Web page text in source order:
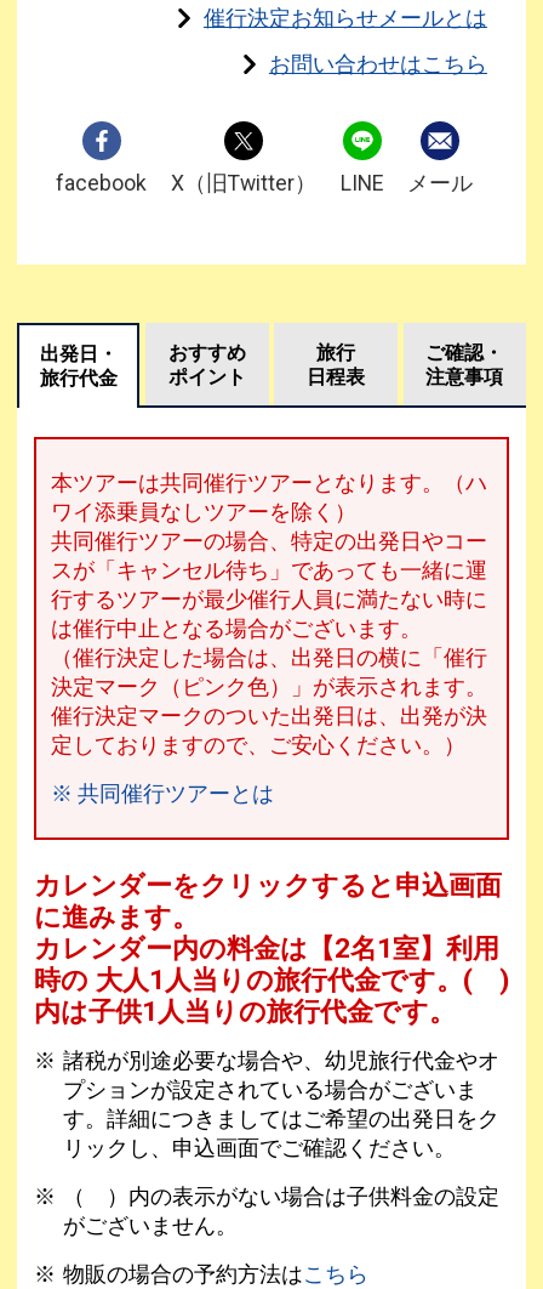
催行決定お知らせメールとは
お問い合わせはこちら
facebook X（旧Twitter） LINE メール
出発日・
旅行代金
おすすめ
ポイント
旅行
日程表
ご確認・
注意事項
本ツアーは共同催行ツアーとなります。（ハ
ワイ添乗員なしツアーを除く）
共同催行ツアーの場合、特定の出発日やコー
スが「キャンセル待ち」であっても一緒に運
行するツアーが最少催行人員に満たない時に
は催行中止となる場合がございます。
（催行決定した場合は、出発日の横に「催行
決定マーク（ピンク色）」が表示されます。
催行決定マークのついた出発日は、出発が決
定しておりますので、ご安心ください。）
※ 共同催行ツアーとは
カレンダーをクリックすると申込画面
に進みます。
カレンダー内の料金は 【2名1室】利用
時の 大人1人当りの旅行代金です。 ( )
内は子供1人当りの旅行代金です。
諸税が別途必要な場合や、幼児旅行代金やオ
プションが設定されている場合がございま
す。詳細につきましてはご希望の出発日をク
リックし、申込画面でご確認ください。
（ ）内の表示がない場合は子供料金の設定
がございません。
物販の場合の予約方法はこちら